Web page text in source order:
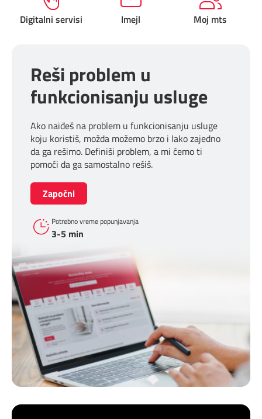
Prilagođeno tebi
Digitalni servisi Imejl Moj mts
Reši problem u
funkcionisanju usluge
Ako naiđeš na problem u funkcionisanju usluge
koju koristiš, možda možemo brzo i lako zajedno
da ga rešimo. Definiši problem, a mi ćemo ti
pomoći da ga samostalno rešiš.
Započni
Potrebno vreme popunjavanja
3-5 min